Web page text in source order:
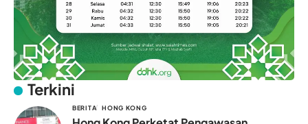
Terkini
BERITA HONG KONG